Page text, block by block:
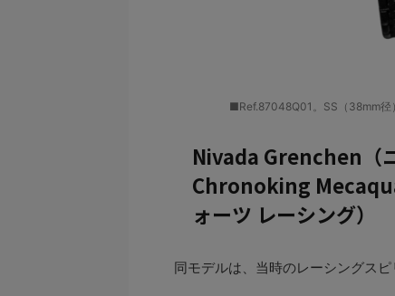
■Ref.87048Q01。SS（38mm径
Nivada Grenchen（
Chronoking
ォーツ レーシング）
同モデルは、当時のレーシングス